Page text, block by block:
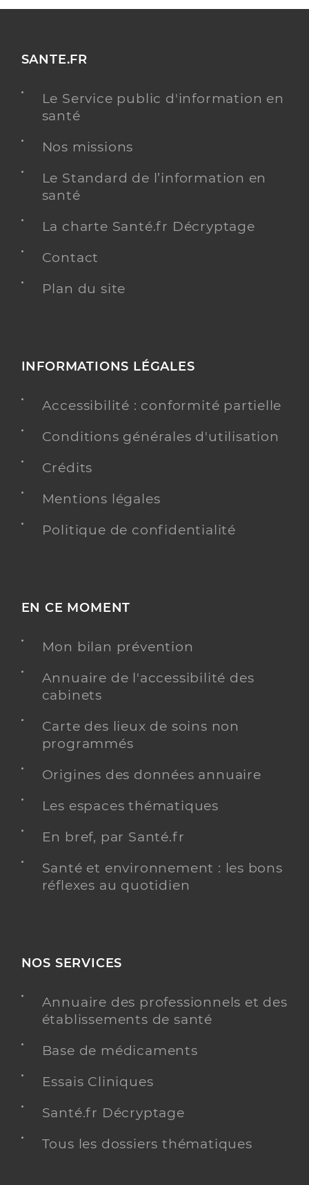
SANTE.FR
Le Service public d'information en
santé
Nos missions
Le Standard de l’information en
santé
La charte Santé.fr Décryptage
Contact
Plan du site
INFORMATIONS LÉGALES
Accessibilité : conformité partielle
Conditions générales d'utilisation
Crédits
Mentions légales
Politique de confidentialité
EN CE MOMENT
Mon bilan prévention
Annuaire de l'accessibilité des
cabinets
Carte des lieux de soins non
programmés
Origines des données annuaire
Les espaces thématiques
En bref, par Santé.fr
Santé et environnement : les bons
réflexes au quotidien
NOS SERVICES
Annuaire des professionnels et des
établissements de santé
Base de médicaments
Essais Cliniques
Santé.fr Décryptage
Tous les dossiers thématiques